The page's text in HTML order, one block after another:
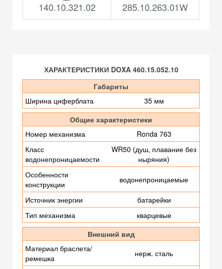
140.10.321.02 285.10.263.01W
ХАРАКТЕРИСТИКИ DOXA 460.15.052.10
Габариты
Ширина циферблата
35 мм
Общие характеристики
Номер механизма
Ronda 763
Класс
водонепроницаемости
WR50 (душ, плавание без
ныряния)
Особенности
конструкции
водонепроницаемые
Источник энергии
батарейки
Тип механизма
кварцевые
Внешний вид
Материал браслета/
ремешка
нерж. сталь